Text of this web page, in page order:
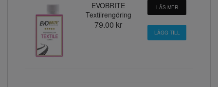
EVOBRITE
Textilrengöring
79.00 kr
LÄS MER